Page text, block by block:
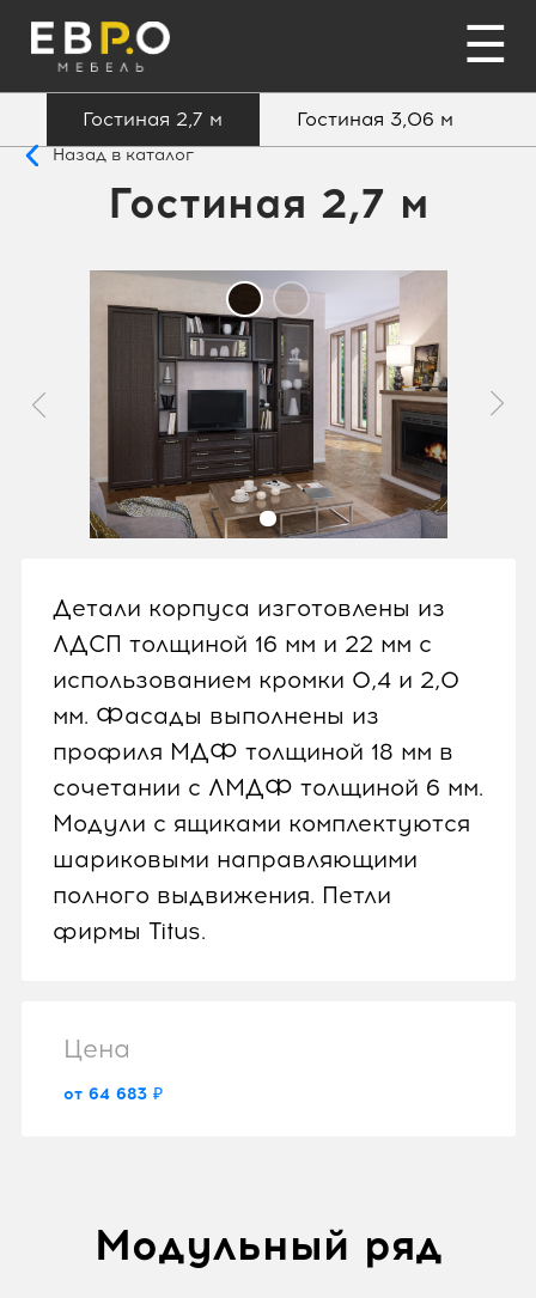
☰
Гостиная 2,7 м Гостиная 3,06 м
Назад в каталог
Гостиная 2,7 м
Детали корпуса изготовлены из
ЛДСП толщиной 16 мм и 22 мм с
использованием кромки 0,4 и 2,0
мм. Фасады выполнены из
профиля МДФ толщиной 18 мм в
сочетании с ЛМДФ толщиной 6 мм.
Модули с ящиками комплектуются
шариковыми направляющими
полного выдвижения. Петли
фирмы Titus.
Цена
от 64 683 ₽
Модульный ряд